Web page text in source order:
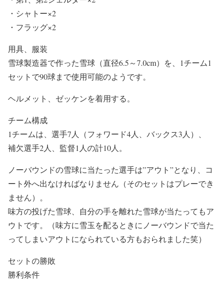
・シャトー×2
・フラッグ×2
用具、服装
雪球製造器で作った雪球（直径6.5～7.0cm）を、1チーム1
セットで90球まで使用可能のようです。
ヘルメット、ゼッケンを着用する。
チーム構成
1チームは、選手7人（フォワード4人、バックス3人）、
補欠選手2人、監督1人の計10人。
ノーバウンドの雪球に当たった選手は”アウト”となり、コ
ート外へ出なければなりません（そのセットはプレーでき
ません）。
味方の投げた雪球、 自分の手を離れた雪球が当たってもア
ウト です。（味方に雪玉を配るときにノーバウンドで当た
ってしまいアウトになられている方もおられました笑）
セットの勝敗
勝利条件